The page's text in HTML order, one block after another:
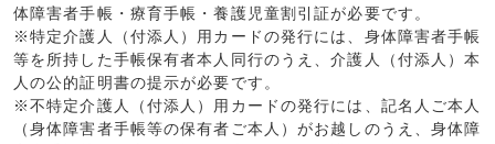
体障害者手帳・療育手帳・養護児童割引証が必要です。
※特定介護人（付添人）用カードの発行には、身体障害者手帳
等を所持した手帳保有者本人同行のうえ、介護人（付添人）本
人の公的証明書の提示が必要です。
※不特定介護人（付添人）用カードの発行には、記名人ご本人
（身体障害者手帳等の保有者ご本人）がお越しのうえ、身体障